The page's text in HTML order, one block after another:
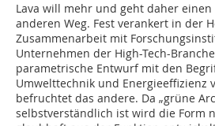
Lava will mehr und geht daher einen
anderen Weg. Fest verankert in der
Zusammenarbeit mit
Unternehmen der High-Tech-
parametrische Entwurf mit den
Umwelttechnik und Energieeffizienz
befruchtet das andere. Da „grüne
selbstverständlich ist wird die Form